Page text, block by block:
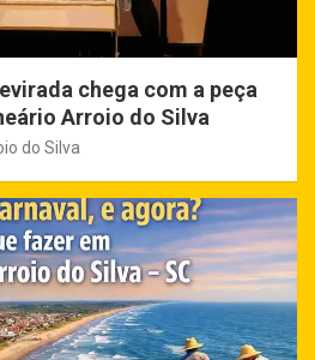
chega com a peça
Arroio do Silva
do Silva